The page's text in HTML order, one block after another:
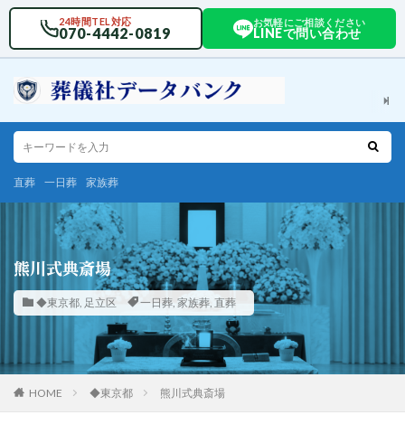
24時間TEL対応
070-4442-0819
お気軽にご相談ください
LINEで問い合わせ
直葬 一日葬 家族葬
熊川式典斎場
◆東京都, 足立区 一日葬, 家族葬, 直葬
HOME ◆東京都 熊川式典斎場